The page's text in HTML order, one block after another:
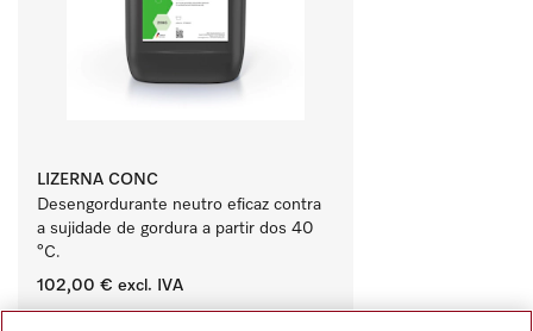
LIZERNA CONC
Desengordurante neutro eficaz contra
a sujidade de gordura a partir dos 40
°C.
102,00 € excl. IVA
‏‏‎ ‎